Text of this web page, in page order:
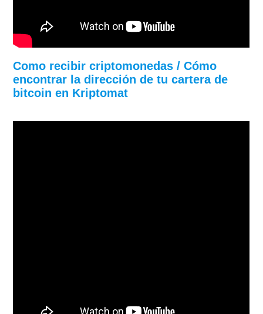
Como recibir criptomonedas / Cómo
encontrar la dirección de tu cartera de
bitcoin en Kriptomat